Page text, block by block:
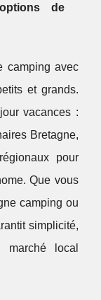
de
camping avec
et grands.
vacances :
Bretagne,
pour
Que vous
camping ou
simplicité,
local